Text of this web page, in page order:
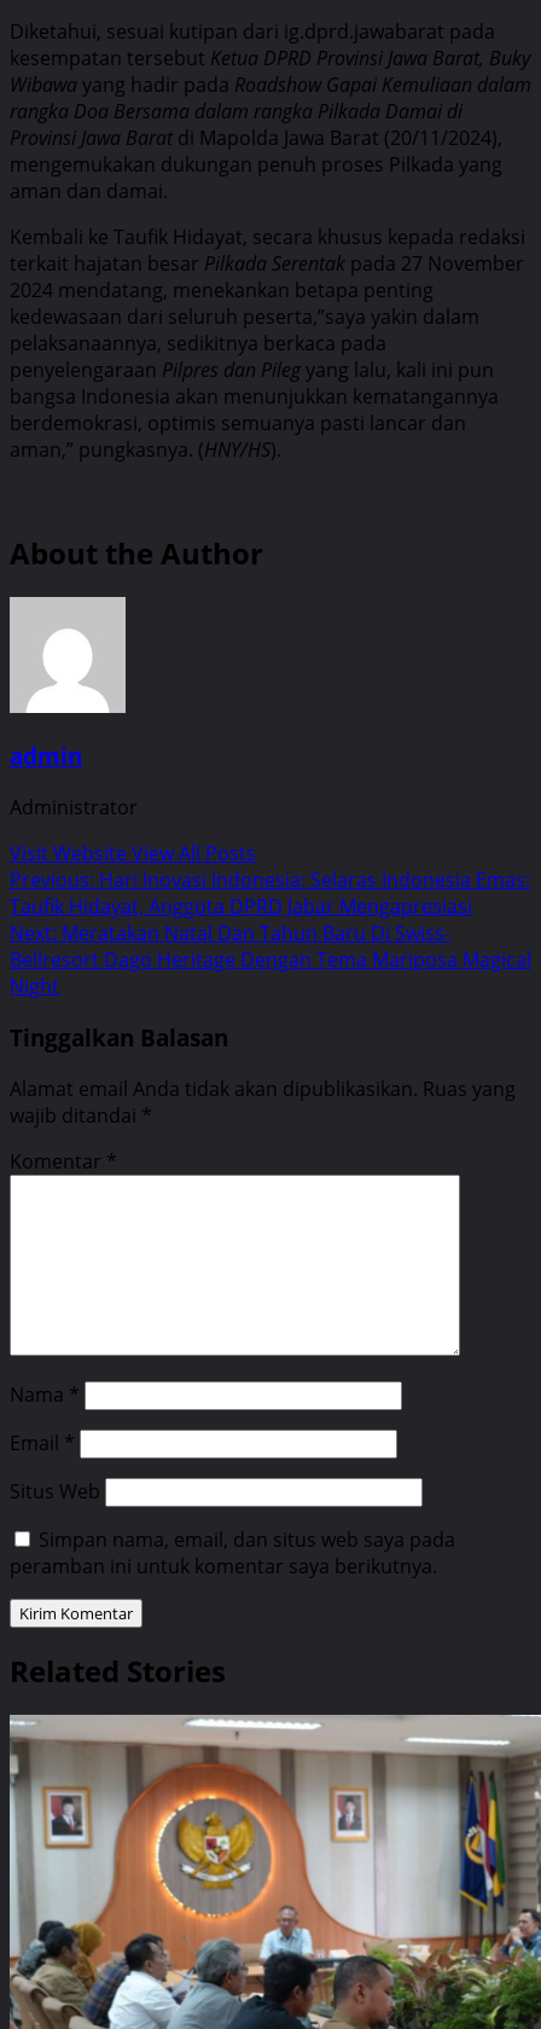
Diketahui, sesuai kutipan dari ig.dprd.jawabarat pada
kesempatan tersebut Ketua DPRD Provinsi Jawa Barat, Buky
Wibawayang hadir pada Roadshow Gapai Kemuliaan dalam
rangka Doa Bersama dalam rangka Pilkada Damai di
Provinsi Jawa Baratdi Mapolda Jawa Barat (20/11/2024),
mengemukakan dukungan penuh proses Pilkada yang
aman dan damai.
Kembali ke Taufik Hidayat, secara khusus kepada redaksi
terkait hajatan besar Pilkada Serentak pada 27 November
2024 mendatang, menekankan betapa penting
kedewasaan dari seluruh peserta,”saya yakin dalam
pelaksanaannya, sedikitnya berkaca pada
penyelengaraan Pilpres dan Pilegyang lalu, kali ini pun
bangsa Indonesia akan menunjukkan kematangannya
berdemokrasi, optimis semuanya pasti lancar dan
aman,” pungkasnya. (HNY/HS).
About the Author
admin
Administrator
Visit WebsiteView All Posts
Post
navigation
Previous: Hari Inovasi Indonesia: Selaras Indonesia Emas:
Taufik Hidayat, Anggota DPRD Jabar Mengapresiasi
Next: Meratakan Natal Dan Tahun Baru Di Swiss-
Bellresort Dago Heritage Dengan Tema Mariposa Magical
Night
Tinggalkan Balasan
Alamat email Anda tidak akan dipublikasikan. Ruas yang
wajib ditandai *
Komentar *
Nama *
Email *
Situs Web
Simpan nama, email, dan situs web saya pada
peramban ini untuk komentar saya berikutnya.
Related Stories